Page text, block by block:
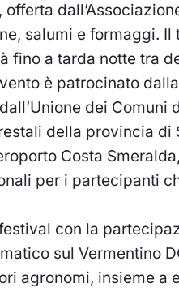
salumi e formaggi.
fino a tarda notte tra
è patrocinato
dei Comuni
della provincia di
Costa
per i partecipanti
con la
sul Vermentino
agronomi, insieme a